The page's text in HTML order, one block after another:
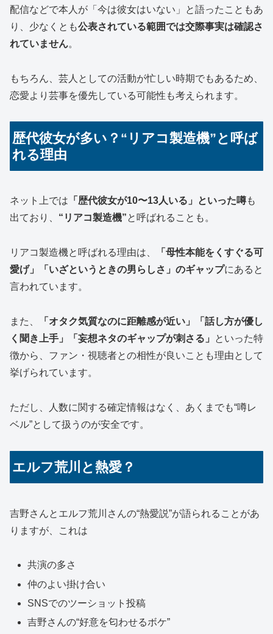
配信などで本人が「今は彼女はいない」と語ったこともあ
り、少なくとも公表されている範囲では交際事実は確認さ
れていません。
もちろん、芸人としての活動が忙しい時期でもあるため、
恋愛より芸事を優先している可能性も考えられます。
歴代彼女が多い？“リアコ製造機”と呼ば
れる理由
ネット上では 「歴代彼女が10〜13人いる」といった噂も
出ており、 “リアコ製造機”と呼ばれることも。
リアコ製造機と呼ばれる理由は、
「母性本能をくすぐる可
愛げ」「いざというときの男らしさ」のギャップにあると
言われています。
また、
「オタク気質なのに距離感が近い」「話し方が優し
く聞き上手」「妄想ネタのギャップが刺さる」
といった特
徴から、ファン・視聴者との相性が良いことも理由として
挙げられています。
ただし、人数に関する確定情報はなく、あくまでも“噂レ
ベル”として扱うのが安全です。
エルフ荒川と熱愛？
吉野さんとエルフ荒川さんの“熱愛説”が語られることがあ
りますが、これは
共演の多さ
仲のよい掛け合い
SNSでのツーショット投稿
吉野さんの“好意を匂わせるボケ”